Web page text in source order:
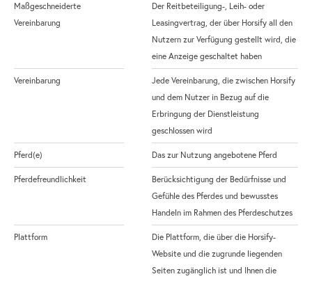
Maßgeschneiderte
Vereinbarung
Der Reitbeteiligung-, Leih- oder
Leasingvertrag, der über Horsify all den
Nutzern zur Verfügung gestellt wird, die
eine Anzeige geschaltet haben
Vereinbarung
Jede Vereinbarung, die zwischen Horsify
und dem Nutzer in Bezug auf die
Erbringung der Dienstleistung
geschlossen wird
Pferd(e) Das zur Nutzung angebotene Pferd
Pferdefreundlichkeit
Berücksichtigung der Bedürfnisse und
Gefühle des Pferdes und bewusstes
Handeln im Rahmen des Pferdeschutzes
Plattform
Die Plattform, die über die Horsify-
Website und die zugrunde liegenden
Seiten zugänglich ist und Ihnen die